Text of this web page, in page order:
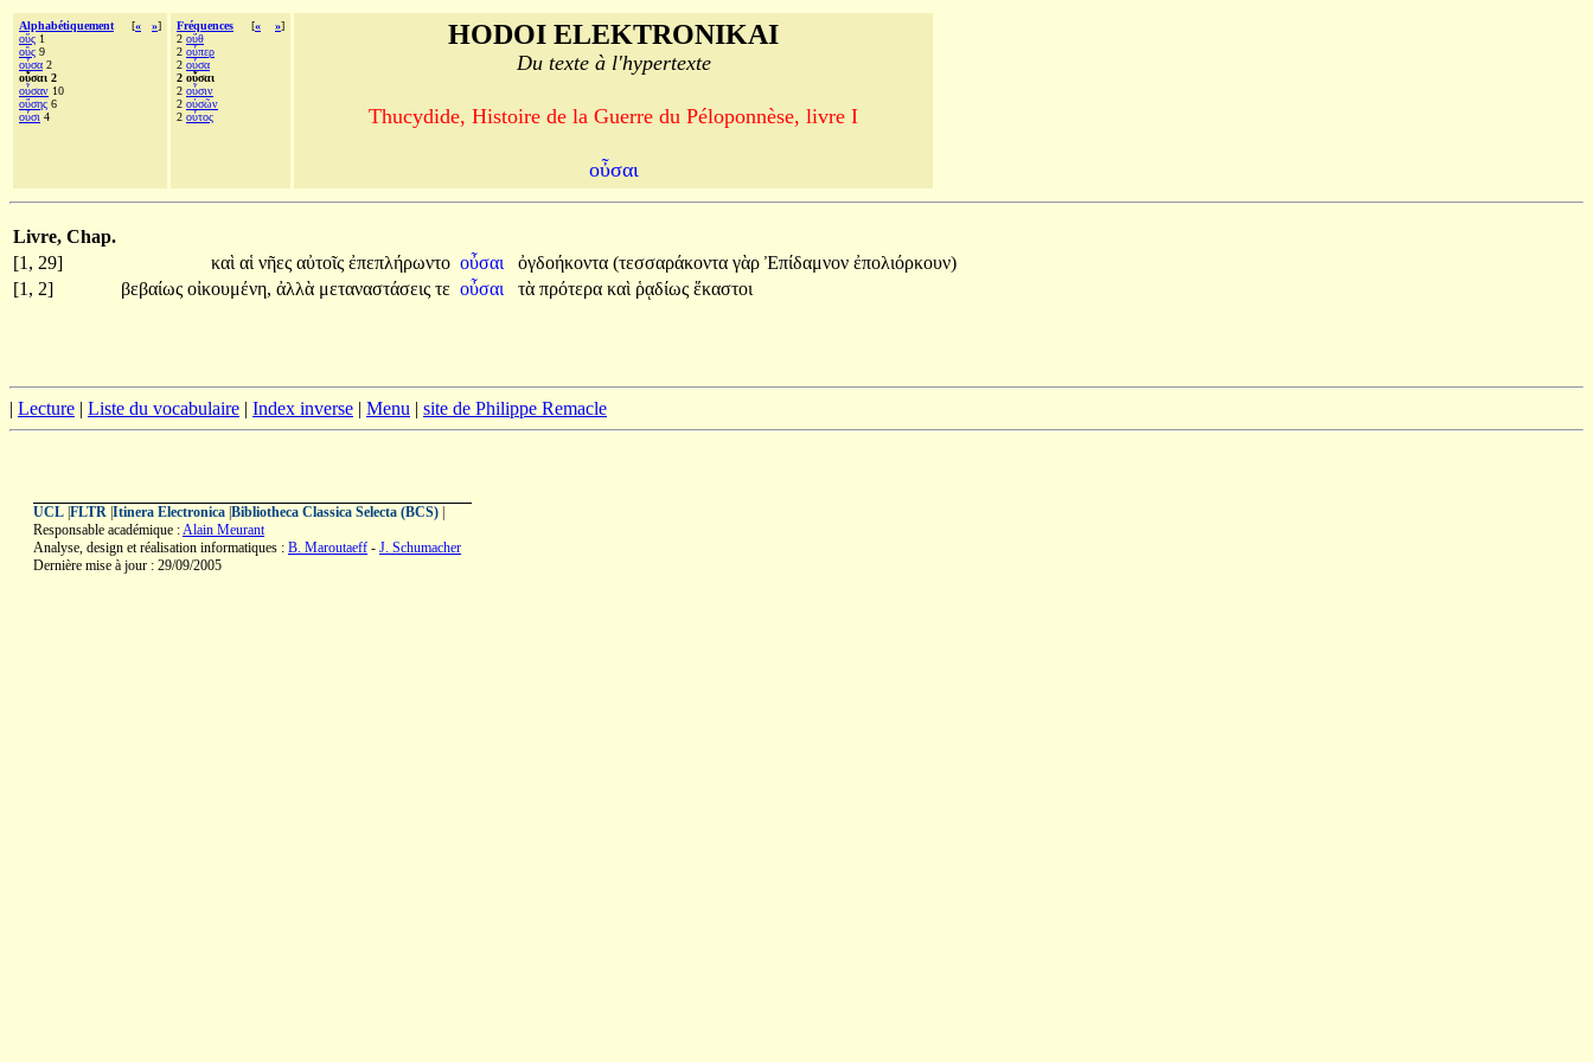
Alphabétiquement [« »]
οὕς 1
οὓς 9
οὖσα 2
οὖσαι 2
οὖσαν 10
οὔσης 6
οὖσι 4
Fréquences [« »]
2 οὔθ
2 οὗπερ
2 οὖσα
2 οὖσαι
2 οὖσιν
2 οὐσῶν
2 οὗτος
HODOI ELEKTRONIKAI
Du texte à l'hypertexte
Thucydide, Histoire de la Guerre du Péloponnèse, livre I
οὖσαι
Livre, Chap.
[1, 29]
καὶ αἱ νῆες αὐτοῖς ἐπεπλήρωντο οὖσαι ὀγδοήκοντα (τεσσαράκοντα γὰρ Ἐπίδαμνον ἐπολιόρκουν)
[1, 2]
βεβαίως οἰκουμένη, ἀλλὰ μεταναστάσεις τε οὖσαι τὰ πρότερα καὶ ῥᾳδίως ἕκαστοι
| Lecture | Liste du vocabulaire | Index inverse | Menu | site de Philippe Remacle
UCL FLTR Itinera Electronica Bibliotheca Classica Selecta (BCS)
Responsable académique :Alain Meurant
Analyse, design et réalisation informatiques : B. Maroutaeff - J. Schumacher
Dernière mise à jour : 29/09/2005